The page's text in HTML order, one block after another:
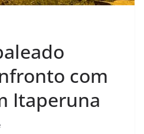
com
Itaperuna